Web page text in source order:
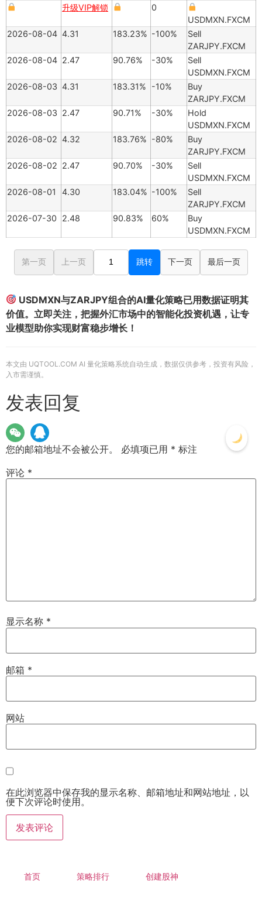
升级VIP解锁
0
USDMXN.FXCM
2026-08-04 4.31 183.23% -100%
Sell
ZARJPY.FXCM
2026-08-04 2.47 90.76% -30%
Sell
USDMXN.FXCM
2026-08-03 4.31 183.31% -10%
Buy
ZARJPY.FXCM
2026-08-03 2.47 90.71% -30%
Hold
USDMXN.FXCM
2026-08-02 4.32 183.76% -80%
Buy
ZARJPY.FXCM
2026-08-02 2.47 90.70% -30%
Sell
USDMXN.FXCM
2026-08-01
4.30 183.04% -100%
Sell
ZARJPY.FXCM
2026-07-30
2.48 90.83% 60%
Buy
USDMXN.FXCM
第一页 上一页 跳转 下一页 最后一页
USDMXN与ZARJPY组合的AI量化策略已用数据证明其
价值。立即关注，把握外汇市场中的智能化投资机遇，让专
业模型助你实现财富稳步增长！
本文由 UQTOOL.COM AI 量化策略系统自动生成，数据仅供参考，投资有风险，
入市需谨慎。
发表回复
您的邮箱地址不会被公开。 必填项已用 * 标注
评论 *
显示名称 *
邮箱 *
网站
在此浏览器中保存我的显示名称、邮箱地址和网站地址，以
便下次评论时使用。
首页 策略排行 创建股神